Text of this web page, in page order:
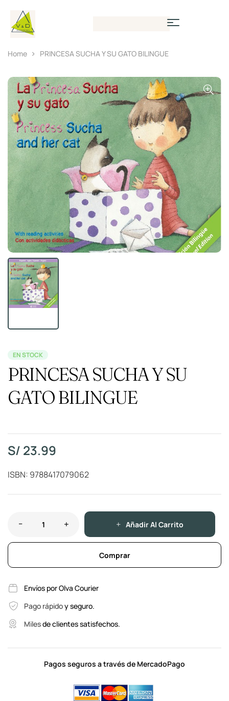
Home PRINCESA SUCHA Y SU GATO BILINGUE
EN STOCK
PRINCESA SUCHA Y SU
GATO BILINGUE
S/ 23.99
ISBN: 9788417079062
Añadir Al Carrito
Comprar
Envíos por Olva Courier
Pago rápidoy seguro.
Milesde clientes satisfechos.
Pagos seguros a través de MercadoPago